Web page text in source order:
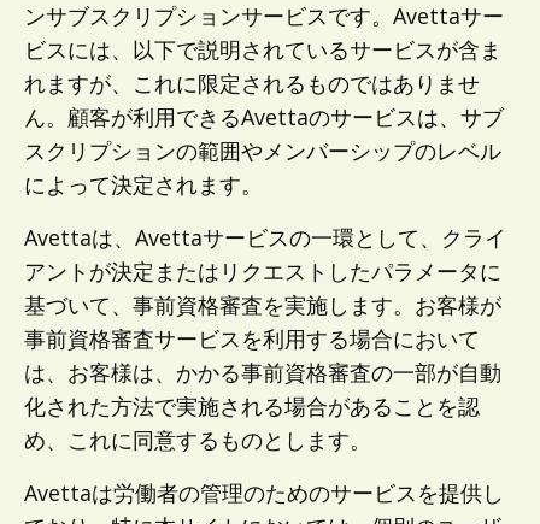
ンサブスクリプションサービスです。Avettaサー
ビスには、以下で説明されているサービスが含ま
れますが、これに限定されるものではありませ
ん。顧客が利用できるAvettaのサービスは、サブ
スクリプションの範囲やメンバーシップのレベル
によって決定されます。
Avettaは、Avettaサービスの一環として、クライ
アントが決定またはリクエストしたパラメータに
基づいて、事前資格審査を実施します。お客様が
事前資格審査サービスを利用する場合において
は、お客様は、かかる事前資格審査の一部が自動
化された方法で実施される場合があることを認
め、これに同意するものとします。
Avettaは労働者の管理のためのサービスを提供し